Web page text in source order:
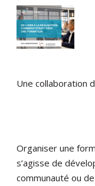
Une collaboration
Organiser une
s’agisse de
communauté ou